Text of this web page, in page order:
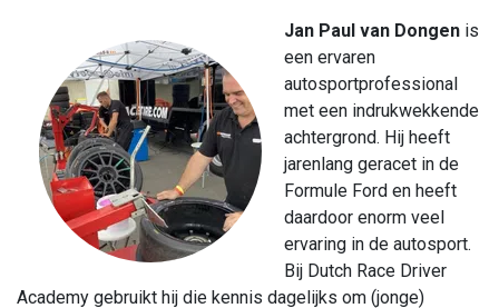
Jan Paul van Dongen is
een ervaren
autosportprofessional
met een indrukwekkende
achtergrond. Hij heeft
jarenlang geracet in de
Formule Ford en heeft
daardoor enorm veel
ervaring in de autosport.
Bij Dutch Race Driver
Academy gebruikt hij die kennis dagelijks om (jonge)